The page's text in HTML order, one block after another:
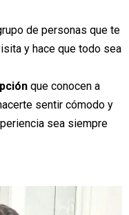
de personas que te
y hace que todo sea
que conocen a
sentir cómodo y
sea siempre